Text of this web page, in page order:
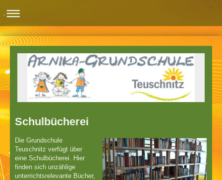
Schulbücherei
Die Grundschule
Teuschnitz verfügt über
eine Schulbücherei. Hier
finden sich unzählige
unterrichtsrelevante Bücher,